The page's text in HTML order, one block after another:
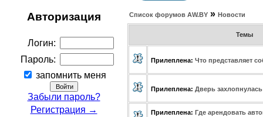
Авторизация
Логин:
Пароль:
запомнить меня
Забыли пароль?
Регистрация →
Список форумов АW.BY » Новости
Темы
Прилеплена: Что представляет
Прилеплена: Дверь
Прилеплена: Где арендовать